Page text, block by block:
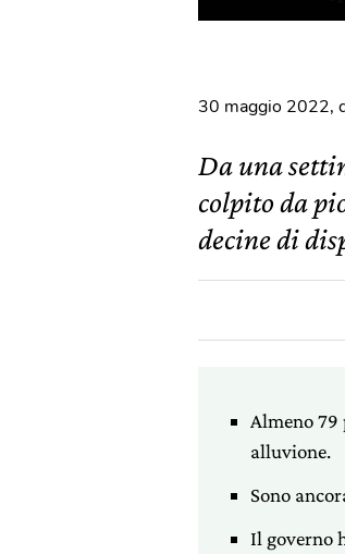
30 maggio 2022,
Da una
colpito da
decine di
Almeno 79
alluvione.
Sono
Il governo